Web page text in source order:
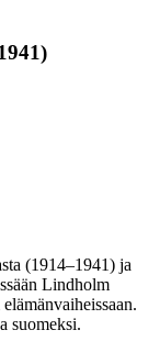
(1914–1941) ja
Lindholm
suomeksi.